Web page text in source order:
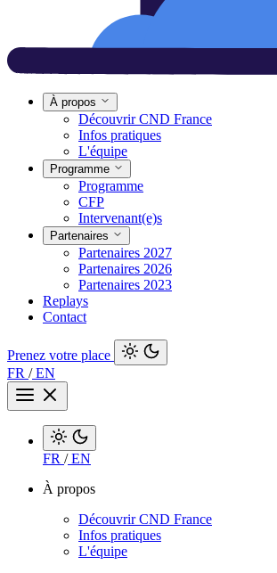
À propos
Découvrir CND France
Infos pratiques
L'équipe
Programme
Programme
CFP
Intervenant(e)s
Partenaires
Partenaires 2027
Partenaires 2026
Partenaires 2023
Replays
Contact
Prenez votre place
FR /EN
FR /EN
À propos
Découvrir CND France
Infos pratiques
L'équipe